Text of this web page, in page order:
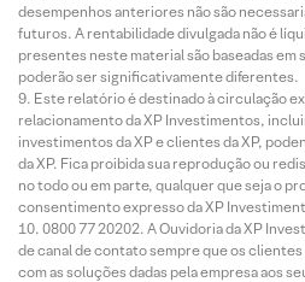
desempenhos anteriores não são
futuros. A rentabilidade divulgada não é
presentes neste material são baseadas em
poderão ser significativamente diferentes.
Este relatório é destinado à circulação
relacionamento da XP Investimentos,
investimentos da XP e clientes da XP,
da XP. Fica proibida sua reprodução ou
no todo ou em parte, qualquer que seja o
consentimento expresso da XP
0800 77 20202. A Ouvidoria da XP
de canal de contato sempre que os
com as soluções dadas pela empresa aos